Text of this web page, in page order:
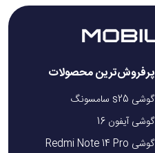
پرفروش‌ترین محصولات
گوشی s25 سامسونگ
گوشی آیفون 16
گوشی Redmi Note 14 Pro